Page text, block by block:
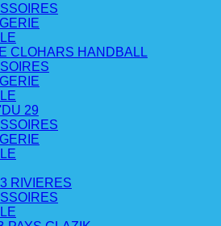
CLOHARS HANDBALL
29
RIVIERES